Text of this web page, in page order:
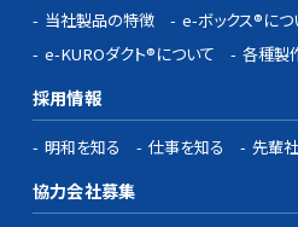
当社製品の特徴
e-ボックス®につ
e-KUROダクト®について
各種製
採用情報
明和を知る 仕事を知る 先輩
協力会社募集